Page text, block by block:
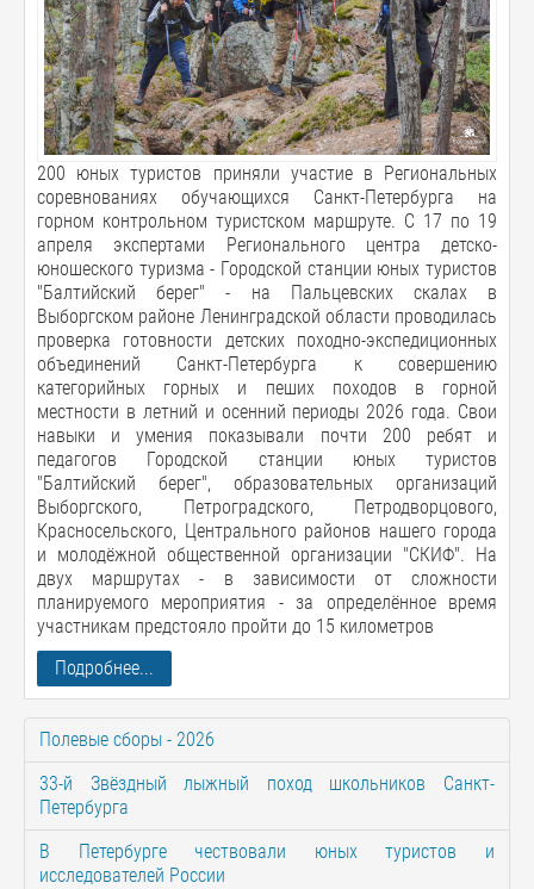
200 юных туристов приняли участие в Региональных
соревнованиях обучающихся Санкт-Петербурга на
горном контрольном туристском маршруте. С 17 по 19
апреля экспертами Регионального центра детско-
юношеского туризма - Городской станции юных туристов
"Балтийский берег" - на Пальцевских скалах в
Выборгском районе Ленинградской области проводилась
проверка готовности детских походно-экспедиционных
объединений Санкт-Петербурга к совершению
категорийных горных и пеших походов в горной
местности в летний и осенний периоды 2026 года. Свои
навыки и умения показывали почти 200 ребят и
педагогов Городской станции юных туристов
"Балтийский берег", образовательных организаций
Выборгского, Петроградского, Петродворцового,
Красносельского, Центрального районов нашего города
и молодёжной общественной организации "СКИФ". На
двух маршрутах - в зависимости от сложности
планируемого мероприятия - за определённое время
участникам предстояло пройти до 15 километров
Подробнее...
Полевые сборы - 2026
33-й Звёздный лыжный поход школьников Санкт-
Петербурга
В Петербурге чествовали юных туристов и
исследователей России